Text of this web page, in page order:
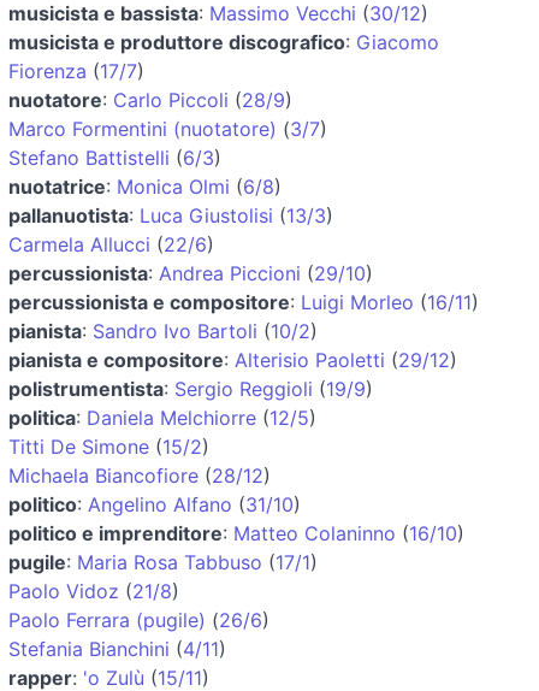
musicista e bassista: Massimo Vecchi (30/12)
musicista e produttore discografico: Giacomo
Fiorenza (17/7)
nuotatore: Carlo Piccoli (28/9)
Marco Formentini (nuotatore) (3/7)
Stefano Battistelli (6/3)
nuotatrice: Monica Olmi (6/8)
pallanuotista: Luca Giustolisi (13/3)
Carmela Allucci (22/6)
percussionista: Andrea Piccioni (29/10)
percussionista e compositore: Luigi Morleo (16/11)
pianista: Sandro Ivo Bartoli (10/2)
pianista e compositore: Alterisio Paoletti (29/12)
polistrumentista: Sergio Reggioli (19/9)
politica: Daniela Melchiorre (12/5)
Titti De Simone (15/2)
Michaela Biancofiore (28/12)
politico: Angelino Alfano (31/10)
politico e imprenditore: Matteo Colaninno (16/10)
pugile: Maria Rosa Tabbuso (17/1)
Paolo Vidoz (21/8)
Paolo Ferrara (pugile) (26/6)
Stefania Bianchini (4/11)
rapper: 'o Zulù (15/11)